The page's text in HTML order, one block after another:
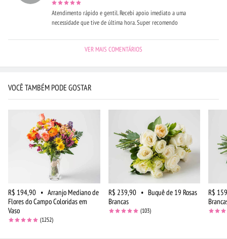
Atendimento rápido e gentil. Recebi apoio imediato a uma
necessidade que tive de última hora. Super recomendo
VER MAIS COMENTÁRIOS
VOCÊ TAMBÉM PODE GOSTAR
R$ 194,90 • Arranjo Mediano de
Flores do Campo Coloridas em
Vaso
(1252)
R$ 239,90 • Buquê de 19 Rosas
Brancas
(103)
R$